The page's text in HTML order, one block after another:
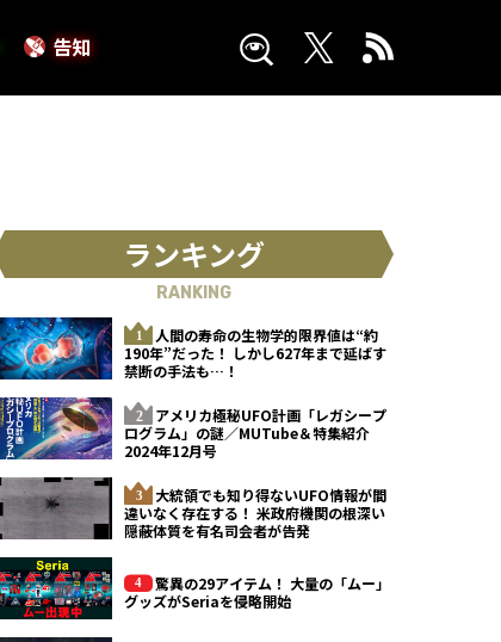
告知
ランキング
RANKING
人間の寿命の生物学的限界値は“約
190年”だった！ しかし627年まで延ばす
禁断の手法も…！
アメリカ極秘UFO計画「レガシープ
ログラム」の謎／MUTube＆特集紹介
2024年12月号
大統領でも知り得ないUFO情報が間
違いなく存在する！ 米政府機関の根深い
隠蔽体質を有名司会者が告発
驚異の29アイテム！ 大量の「ムー」
グッズがSeriaを侵略開始